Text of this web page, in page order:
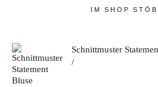
IM SHOP
Schnittmuster